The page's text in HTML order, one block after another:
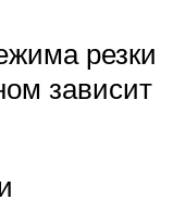
резки
зависит